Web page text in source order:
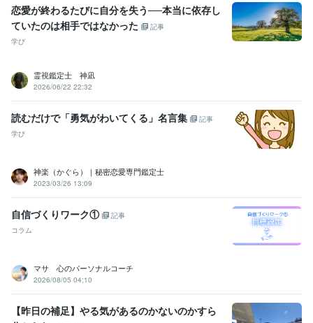
学歴
某大学中退（2年）
恋愛が終わるたびに自分を失う──本当に依存し
ていたのは相手ではなかった
記事
学び
霊視鑑定士 神凪
2026/06/22 22:32
読むだけで「勇気がわいてくる」名言集
記事
学び
神楽（かぐら）｜秘密恋愛専門鑑定士
2023/03/26 13:09
自信づくりワーク①
記事
コラム
マサ 心のパーソナルコーチ
2026/08/05 04:10
【昨日の補足】やる気があるのかないのかすら